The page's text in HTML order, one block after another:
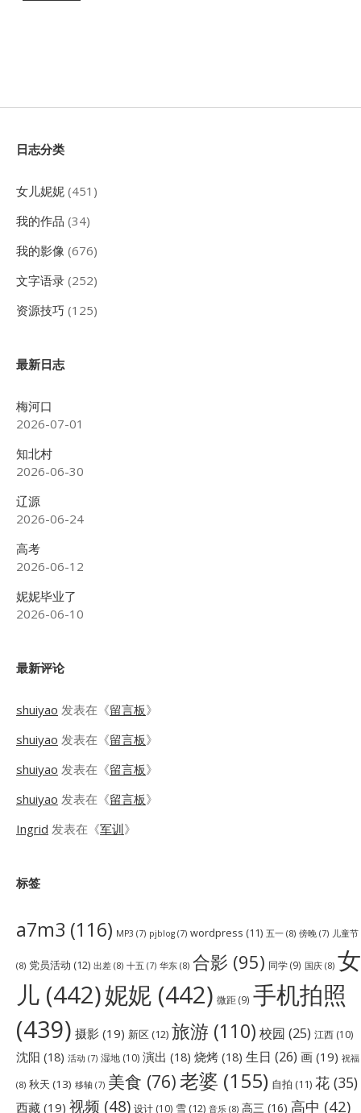
Sidebar
日志分类
女儿妮妮 (451)
我的作品 (34)
我的影像 (676)
文字语录 (252)
资源技巧 (125)
最新日志
梅河口
2026-07-01
知北村
2026-06-30
辽源
2026-06-24
高考
2026-06-12
妮妮毕业了
2026-06-10
最新评论
shuiyao 发表在《留言板》
shuiyao 发表在《留言板》
shuiyao 发表在《留言板》
shuiyao 发表在《留言板》
Ingrid 发表在《军训》
标签
a7m3 (116) MP3 (7) pjblog (7) wordpress (11) 五一 (8) 傍晚 (7) 儿童节
(8) 党员活动 (12) 出差 (8) 十五 (7) 华东 (8) 合影 (95) 同学(9) 国庆 (8) 女
儿 (442)妮妮 (442) 微距(9) 手机拍照
(439) 摄影 (19) 新区 (12) 旅游 (110) 校园 (25) 江西 (10)
沈阳 (18) 活动 (7) 湿地 (10) 演出 (18) 烧烤 (18) 生日 (26) 画 (19) 祝福
(8) 秋天 (13) 移轴 (7) 美食 (76)老婆 (155) 自拍 (11) 花 (35)
西藏 (19) 视频 (48) 设计 (10) 雪 (12) 音乐 (8) 高三 (16) 高中 (42)